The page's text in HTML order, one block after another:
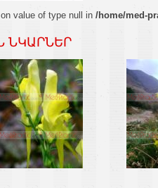
value of type null in /home/med-
ՆԿԱՐՆԵՐ